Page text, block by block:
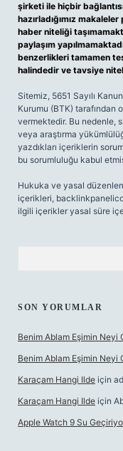
şirketi ile hiçbir
hazırladığımız
haber niteliği
paylaşım
benzerlikleri tamamen
halindedir ve tavsiye
Sitemiz, 5651 Sayılı
Kurumu (BTK) tarafından
vermektedir. Bu nedenle,
veya araştırma
yazdıkları içeriklerin
bu sorumluluğu kabul
Hukuka ve yasal
içerikleri,
ilgili içerikler yasal süre
SON YORUMLAR
Benim Ablam Eşimin Neyi
Benim Ablam Eşimin Neyi
Karaçam Hangi Ilde için
Karaçam Hangi Ilde için
Apple Watch 9 Su